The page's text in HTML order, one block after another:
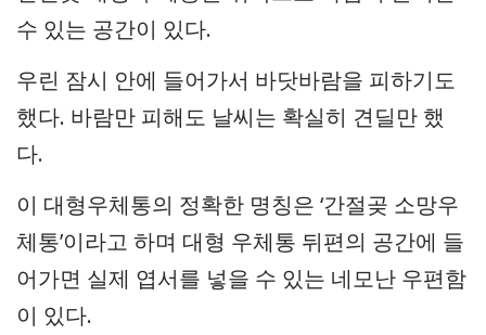
수 있는 공간이 있다.
우린 잠시 안에 들어가서 바닷바람을 피하기도
했다. 바람만 피해도 날씨는 확실히 견딜만 했
다.
이 대형우체통의 정확한 명칭은 ‘간절곶 소망우
체통’이라고 하며 대형 우체통 뒤편의 공간에 들
어가면 실제 엽서를 넣을 수 있는 네모난 우편함
이 있다.